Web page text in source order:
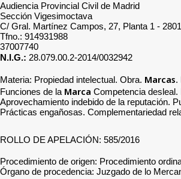
Audiencia Provincial Civil de Madrid
Sección Vigesimoctava
C/ Gral. Martínez Campos, 27, Planta 1 -
Tfno.: 914931988
37007740
N.I.G.: 28.079.00.2-2014/0032942
Materia: Propiedad intelectual. Obra. Marcas.
Funciones de la Marca Competencia desleal.
Aprovechamiento indebido de la reputación.
Prácticas engañosas. Complementariedad
ROLLO DE APELACIÓN: 585/2016
Procedimiento de origen: Procedimiento
Órgano de procedencia: Juzgado de lo